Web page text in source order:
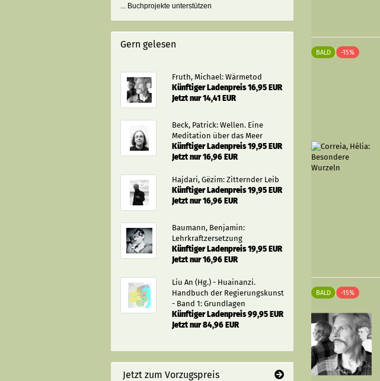
BALD -15%
BALD -15%
... Buchprojekte unterstützen
Gern gelesen
Fruth, Michael: Wärmetod
Künftiger Ladenpreis 16,95 EUR
Jetzt nur 14,41 EUR
Beck, Patrick: Wellen. Eine
Meditation über das Meer
Künftiger Ladenpreis 19,95 EUR
Jetzt nur 16,96 EUR
Hajdari, Gëzim: Zitternder Leib
Künftiger Ladenpreis 19,95 EUR
Jetzt nur 16,96 EUR
Baumann, Benjamin:
Lehrkraftzersetzung
Künftiger Ladenpreis 19,95 EUR
Jetzt nur 16,96 EUR
Liu An (Hg.) - Huainanzi.
Handbuch der Regierungskunst
- Band 1: Grundlagen
Künftiger Ladenpreis 99,95 EUR
Jetzt nur 84,96 EUR
Jetzt zum Vorzugspreis